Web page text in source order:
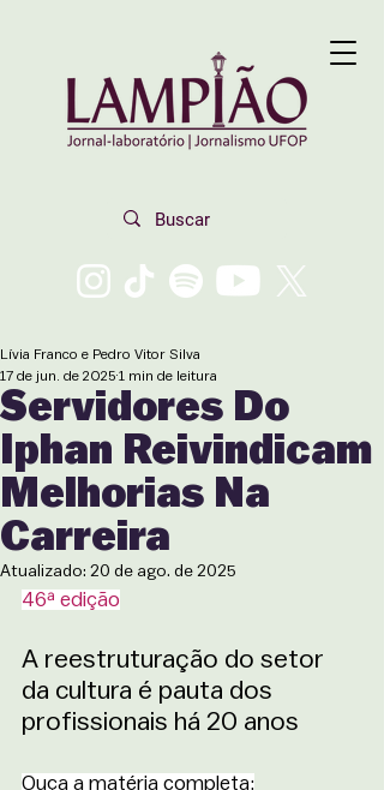
Servidores Do
Iphan Reivindicam
Melhorias Na
Carreira
Lívia Franco e Pedro Vitor Silva
17 de jun. de 2025 1 min de leitura
Atualizado: 20 de ago. de 2025
46ª edição
A reestruturação do setor
da cultura é pauta dos
profissionais há 20 anos
Ouça a matéria completa: